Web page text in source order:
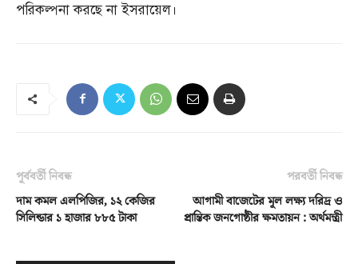
পরিকল্পনা করছে না ইসরায়েল।
পূর্ববর্তী নিবন্ধ
দাম কমল এলপিজির, ১২ কেজির
সিলিন্ডার ১ হাজার ৮৮৫ টাকা
পরবর্তী নিবন্ধ
আগামী বাজেটের মূল লক্ষ্য দরিদ্র ও
প্রান্তিক জনগোষ্ঠীর ক্ষমতায়ন : অর্থমন্ত্রী